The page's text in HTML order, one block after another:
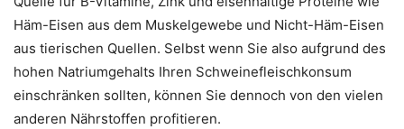
Häm-Eisen aus dem Muskelgewebe und Nicht-Häm-Eisen
aus tierischen Quellen. Selbst wenn Sie also aufgrund des
hohen Natriumgehalts Ihren Schweinefleischkonsum
einschränken sollten, können Sie dennoch von den vielen
anderen Nährstoffen profitieren.